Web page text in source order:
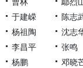
于建嵘
陈志
杨祖陶
沈志
李昌平
张鸣
杨鹏
邓晓